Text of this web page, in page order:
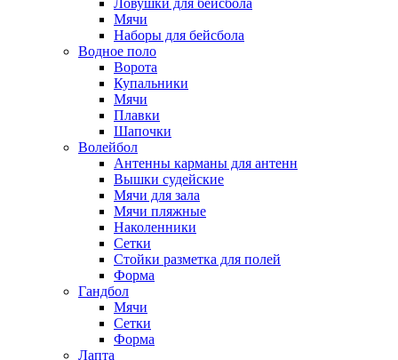
Ловушки для бейсбола
Мячи
Наборы для бейсбола
Водное поло
Ворота
Купальники
Мячи
Плавки
Шапочки
Волейбол
Антенны карманы для антенн
Вышки судейские
Мячи для зала
Мячи пляжные
Наколенники
Сетки
Стойки разметка для полей
Форма
Гандбол
Мячи
Сетки
Форма
Лапта